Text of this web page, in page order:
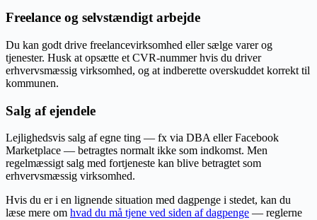
Freelance og selvstændigt arbejde
Du kan godt drive freelancevirksomhed eller sælge varer og
tjenester. Husk at opsætte et CVR-nummer hvis du driver
erhvervsmæssig virksomhed, og at indberette overskuddet korrekt til
kommunen.
Salg af ejendele
Lejlighedsvis salg af egne ting — fx via DBA eller Facebook
Marketplace — betragtes normalt ikke som indkomst. Men
regelmæssigt salg med fortjeneste kan blive betragtet som
erhvervsmæssig virksomhed.
Hvis du er i en lignende situation med dagpenge i stedet, kan du
læse mere om hvad du må tjene ved siden af dagpenge — reglerne